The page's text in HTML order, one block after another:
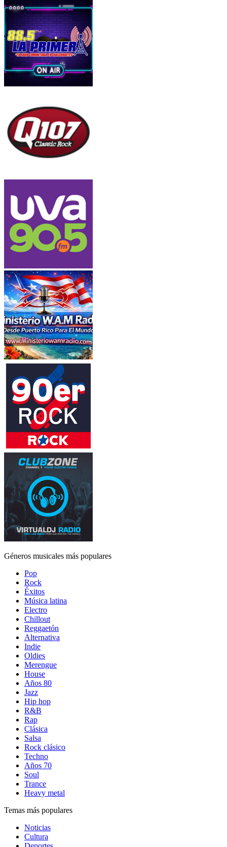
Géneros musicales más populares
Pop
Rock
Éxitos
Música latina
Electro
Chillout
Reggaetón
Alternativa
Indie
Oldies
Merengue
House
Años 80
Jazz
Hip hop
R&B
Rap
Clásica
Salsa
Rock clásico
Techno
Años 70
Soul
Trance
Heavy metal
Temas más populares
Noticias
Cultura